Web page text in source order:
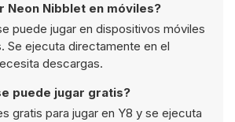
Neon Nibblet en móviles?
puede jugar en dispositivos móviles
Se ejecuta directamente en el
descargas.
puede jugar gratis?
gratis para jugar en Y8 y se ejecuta